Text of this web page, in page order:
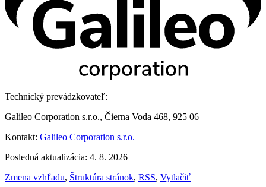
Technický prevádzkovateľ:
Galileo Corporation s.r.o., Čierna Voda 468, 925 06
Kontakt: Galileo Corporation s.r.o.
Posledná aktualizácia: 4. 8. 2026
Zmena vzhľadu, Štruktúra stránok, RSS, Vytlačiť